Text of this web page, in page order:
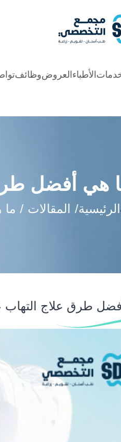
الأطباءالعروضوظائف
هي أفضل
الرئيسية المقالات
طرق علاج